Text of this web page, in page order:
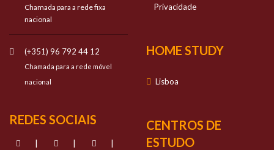
Chamada para a rede fixa
nacional
(+351) 96 792 44 12
Chamada para a rede móvel
nacional
REDES SOCIAIS
| | |
Privacidade
HOME STUDY
Lisboa
CENTROS DE
ESTUDO